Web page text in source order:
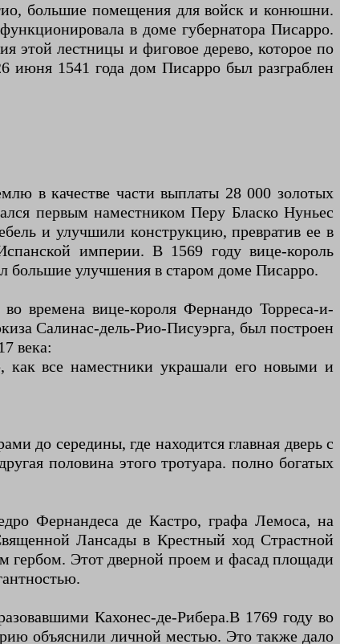
большие помещения для войск и конюшни.
в доме губернатора Писарро.
этой лестницы и фиговое дерево, которое по
июня 1541 года дом Писарро был разграблен
в качестве части выплаты 28 000 золотых
первым наместником Перу Бласко Нуньес
и улучшили конструкцию, превратив ее в
империи. В 1569 году вице-король
большие улучшения в старом доме Писарро.
времена вице-короля Фернандо Торреса-и-
Салинас-дель-Рио-Писуэрга, был построен
века:
все наместники украшали его новыми и
до середины, где находится главная дверь с
половина этого тротуара. полно богатых
Фернандеса де Кастро, графа Лемоса, на
Лансады в Крестный ход Страстной
гербом. Этот дверной проем и фасад площади
Кахонес-де-Рибера.В 1769 году во
объяснили личной местью. Это также дало